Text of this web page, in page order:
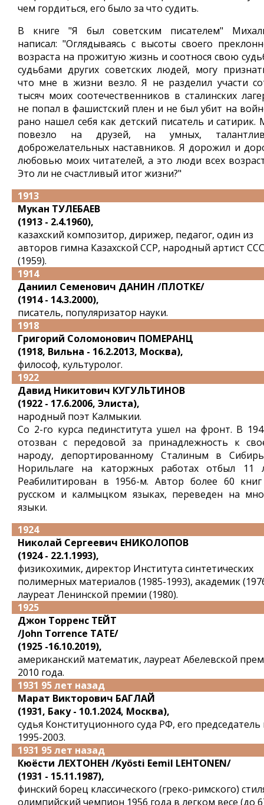
чем гордиться, его было за что судить.
В книге "Я был советским писателем"
написал: "Оглядываясь с высоты своего
возраста на прожитую жизнь и соотнося свою
судьбами других советских людей, могу
что мне в жизни везло. Я не разделил участи
тысяч моих соотечественников в сталинских
не попал в фашистский плен и не был убит на
рано нашел себя как детский писатель и сатирик.
повезло на друзей, на умных,
доброжелательных наставников. Я дорожил и
любовью моих читателей, а это люди всех
Это ли не счастливый итог жизни?"
1913
Мукан ТУЛЕБАЕВ
(1913 - 2.4.1960),
казахский композитор, дирижер, педагог, один из
авторов гимна Казахской ССР, народный артист
(1959).
1914
Даниил Семенович ДАНИН /ПЛОТКЕ/
(1914 - 14.3.2000),
писатель, популяризатор науки.
1918
Григорий Соломонович ПОМЕРАНЦ
(1918, Вильна - 16.2.2013, Москва),
философ, культуролог.
1922
Давид Никитович КУГУЛЬТИНОВ
(1922 - 17.6.2006, Элиста),
народный поэт Калмыкии.
Со 2-го курса пединститута ушел на фронт. В
отозван с передовой за принадлежность к
народу, депортированному Сталиным в
Норильлаге на каторжных работах отбыл 11
Реабилитирован в 1956-м. Автор более 60
русском и калмыцком языках, переведен на
языки.
1924
Николай Сергеевич ЕНИКОЛОПОВ
(1924 - 22.1.1993),
физикохимик, директор Института синтетических
полимерных материалов (1985-1993), академик
лауреат Ленинской премии (1980).
1925
Джон Торренс ТЕЙТ
/John Torrence TATE/
(1925 -16.10.2019),
американский математик, лауреат Абелевской
2010 года.
1931 95 лет назад
Марат Викторович БАГЛАЙ
(1931, Баку - 10.1.2024, Москва),
судья Конституционного суда РФ, его председатель
1995-2003.
1931 95 лет назад
Кюёсти ЛЕХТОНЕН /Kyösti Eemil LEHTONEN/
(1931 - 15.11.1987),
финский борец классического (греко-римского)
олимпийский чемпион 1956 года в легком весе (до